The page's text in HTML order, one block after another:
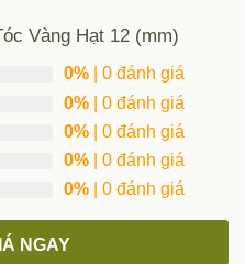
Vàng Hạt 12 (mm)
0% | 0 đánh giá
0% | 0 đánh giá
0% | 0 đánh giá
0% | 0 đánh giá
0% | 0 đánh giá
NGAY